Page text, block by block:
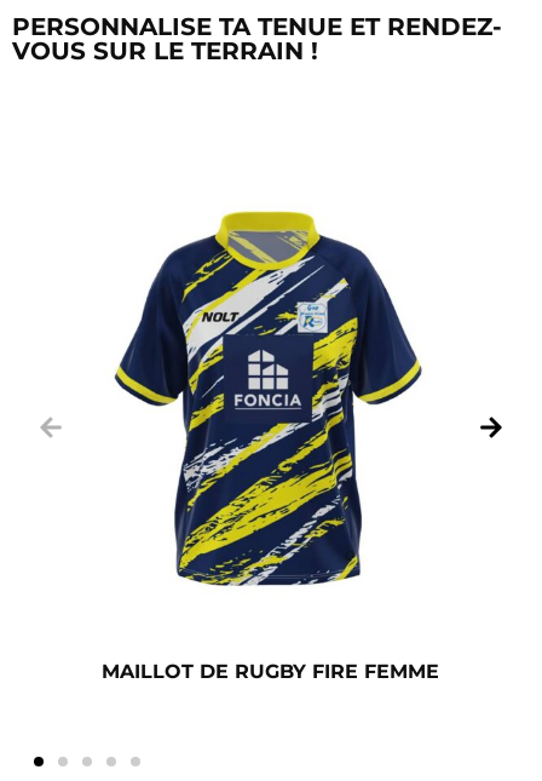
PERSONNALISE TA TENUE ET RENDEZ-
VOUS SUR LE TERRAIN !
MAILLOT DE RUGBY FIRE FEMME